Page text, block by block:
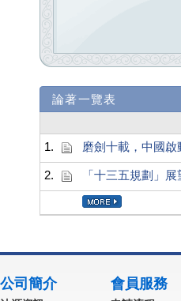
論著一覽表
1.
磨劍十載，中國
2. 「十三五規劃」
公司簡介 會員服務